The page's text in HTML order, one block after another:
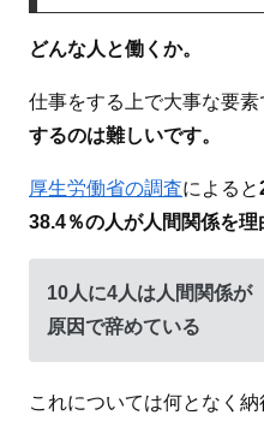
どんな人と働くか。
仕事をする上で大事な要素
するのは難しいです。
厚生労働省の調査によると
38.4％の人が人間関係を
10人に4人は人間関係が
原因で辞めている
これについては何となく納